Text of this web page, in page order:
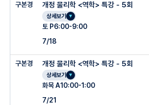
구본경 개정 물리학 <역학> 특강 - 5회
상세보기
토 P6:00-9:00
7/18
구본경 개정 물리학 <역학> 특강 - 5회
상세보기
화목 A10:00-1:00
7/21